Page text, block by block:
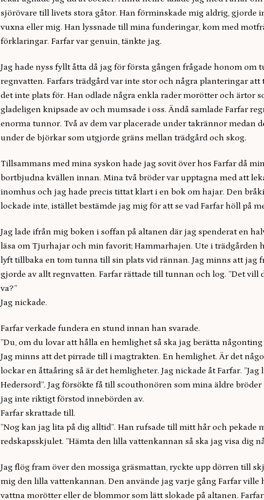
sjörövare till livets stora gåtor. Han förminskade mig aldrig, gjorde
vuxna eller mig. Han lyssnade till mina funderingar, kom med
förklaringar. Farfar var genuin, tänkte jag.
Jag hade nyss fyllt åtta då jag för första gången frågade honom om
regnvatten. Farfars trädgård var inte stor och några planteringar att
det inte plats för. Han odlade några enkla rader morötter och ärtor
gladeligen knipsade av och mumsade i oss. Ändå samlade Farfar
enorma tunnor. Två av dem var placerade under takrännor medan
under de björkar som utgjorde gräns mellan trädgård och skog.
Tillsammans med mina syskon hade jag sovit över hos Farfar då
bortbjudna kvällen innan. Mina två bröder var upptagna med att
inomhus och jag hade precis tittat klart i en bok om hajar. Den
lockade inte, istället bestämde jag mig för att se vad Farfar höll på
Jag lade ifrån mig boken i soffan på altanen där jag spenderat en
läsa om Tjurhajar och min favorit; Hammarhajen. Ute i trädgården
lyft tillbaka en tom tunna till sin plats vid rännan. Jag minns att jag
gjorde av allt regnvatten. Farfar rättade till tunnan och log. ”Det vill
va?”
Jag nickade.
Farfar verkade fundera en stund innan han svarade.
”Du, om du lovar att hålla en hemlighet så ska jag berätta någonting
Jag minns att det pirrade till i magtrakten. En hemlighet. Är det
lockar en åttaåring så är det hemligheter. Jag nickade åt Farfar. ”Jag
Hedersord”. Jag försökte få till scouthonören som mina äldre
jag inte riktigt förstod innebörden av.
Farfar skrattade till.
”Nog kan jag lita på dig alltid”. Han rufsade till mitt hår och pekade
redskapsskjulet. ”Hämta den lilla vattenkannan så ska jag visa dig
Jag flög fram över den mossiga gräsmattan, ryckte upp dörren till
mig den lilla vattenkannan. Den använde jag varje gång Farfar ville
vattna morötter eller de blommor som lätt slokade på altanen.